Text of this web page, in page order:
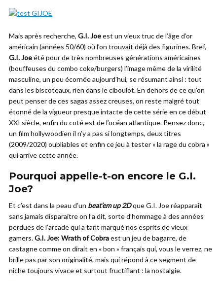
Mais après recherche, G.I. Joeest un vieux truc de l’âge d’or
américain (années 50/60) où l’on trouvait déjà des figurines. Bref,
G.I. Joeété pour de très nombreuses générations américaines
(bouffeuses du combo coke/burgers) l’image même de la virilité
masculine, un peu écornée aujourd’hui, se résumant ainsi : tout
dans les biscoteaux, rien dans le ciboulot. En dehors de ce qu’on
peut penser de ces sagas assez creuses, on reste malgré tout
étonné de la vigueur presque intacte de cette série en ce début
XXI siècle, enfin du coté est de l’océan atlantique. Pensez donc,
un film hollywoodien il n’y a pas si longtemps, deux titres
(2009/2020) oubliables et enfin ce jeu à tester « la rage du cobra »
qui arrive cette année.
Pourquoi appelle-t-on encore le G.I.
Joe?
Et c’est dans la peau d’un beat’em up 2Dque G.I. Joe réapparaît
sans jamais disparaitre on l’a dit, sorte d’hommage à des années
perdues de l’arcade qui a tant marqué nos esprits de vieux
gamers.G.I. Joe: Wrath of Cobraest un jeu de bagarre, de
castagne comme on dirait en « bon » français qui, vous le verrez, ne
brille pas par son originalité, mais qui répond à ce segment de
niche toujours vivace et surtout fructifiant : la nostalgie.